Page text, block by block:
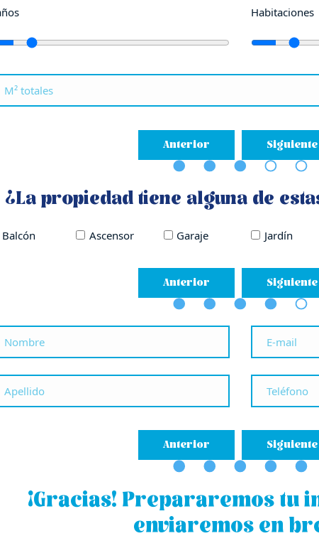
oficina en pleno
Habitaciones
Anterior Siguiente
¿La propiedad tiene alguna de
Balcón Ascensor Garaje Jardín
Anterior Siguiente
Anterior Siguiente
¡Gracias! Prepararemos tu
enviaremos en